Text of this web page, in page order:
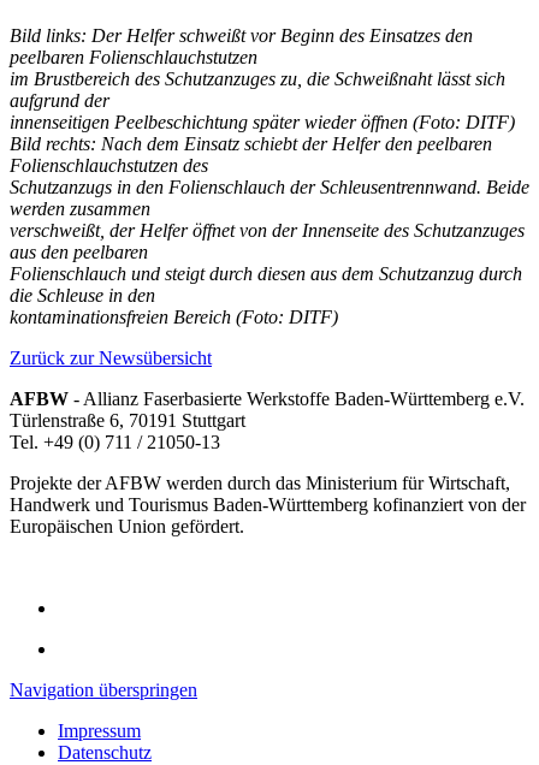
Bild links: Der Helfer schweißt vor Beginn des Einsatzes den
peelbaren Folienschlauchstutzen
im Brustbereich des Schutzanzuges zu, die Schweißnaht lässt sich
aufgrund der
innenseitigen Peelbeschichtung später wieder öffnen (Foto: DITF)
Bild rechts: Nach dem Einsatz schiebt der Helfer den peelbaren
Folienschlauchstutzen des
Schutzanzugs in den Folienschlauch der Schleusentrennwand. Beide
werden zusammen
verschweißt, der Helfer öffnet von der Innenseite des Schutzanzuges
aus den peelbaren
Folienschlauch und steigt durch diesen aus dem Schutzanzug durch
die Schleuse in den
kontaminationsfreien Bereich (Foto: DITF)
Zurück zur Newsübersicht
AFBW - Allianz Faserbasierte Werkstoffe Baden-Württemberg e.V.
Türlenstraße 6, 70191 Stuttgart
Tel. +49 (0) 711 / 21050-13
Projekte der AFBW werden durch das Ministerium für Wirtschaft,
Handwerk und Tourismus Baden-Württemberg kofinanziert von der
Europäischen Union gefördert.
Navigation überspringen
Impressum
Datenschutz